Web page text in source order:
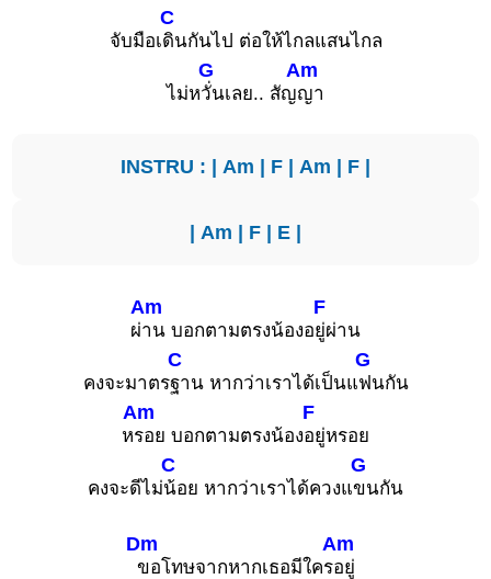
จับมือเ
C
ดินกันไป ต่อให้ไกลแสนไกล
ไม่ห
G
วั่นเลย.. สัญ
Am
ญา
INSTRU : | Am | F | Am | F |
| Am | F | E |
ผ่
Am
าน บอกตามตรงน้องอ
F
ยู่ผ่าน
คงจะมาตร
C
ฐาน หากว่าเราได้เป็นแ
G
ฟนกัน
ห
Am
รอย บอกตามตรงน้อง
F
อยู่หรอย
คงจะดีไม่
C
น้อย หากว่าเราได้ควงแ
G
ขนกัน
Dm
ขอโทษจากหากเธอมีใคร
Am
อยู่